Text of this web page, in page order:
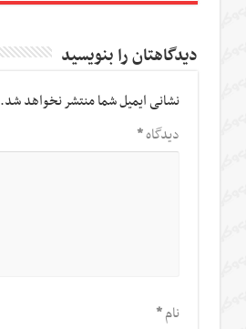
دیدگاهتان را بنویسید
نشانی ایمیل شما منتشر نخواهد شد.
دیدگاه*
نام*